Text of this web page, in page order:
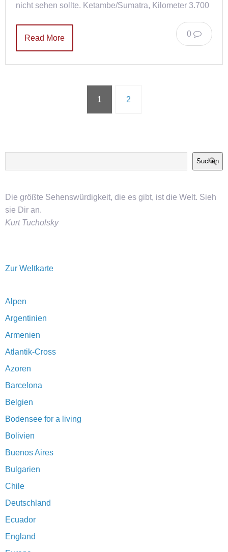
nicht sehen sollte. Ketambe/Sumatra, Kilometer 3.700
0
Read More
1 2
Suchen
Die größte Sehenswürdigkeit, die es gibt, ist die Welt. Sieh
sie Dir an.
Kurt Tucholsky
Zur Weltkarte
Alpen
Argentinien
Armenien
Atlantik-Cross
Azoren
Barcelona
Belgien
Bodensee for a living
Bolivien
Buenos Aires
Bulgarien
Chile
Deutschland
Ecuador
England